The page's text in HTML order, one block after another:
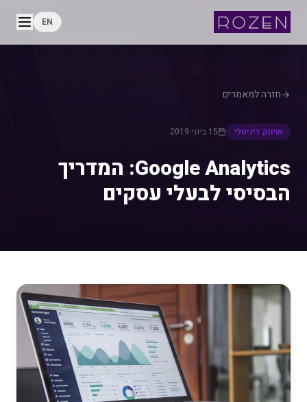
EN
חזרה למאמרים
שיווק דיגיטלי 15 ביוני 2019
Google Analytics: המדריך
הבסיסי לבעלי עסקים